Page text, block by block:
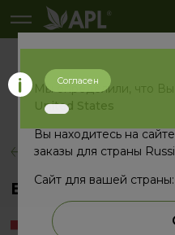
История
2026 год
назад
Вебинар УСП от
Мы определили, что Вы
United States
Вы находитесь на
заказы для страны
Сайт для вашей страны:
Согласен